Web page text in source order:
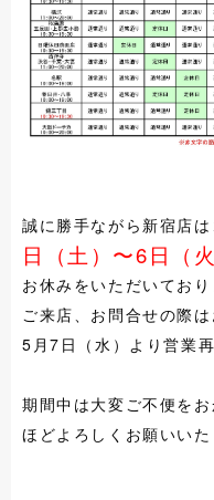
誠に勝手ながら新宿店
日（土）〜6日（
お休みをいただいており
ご来店、お問合せの際
5月7日（水）より営業再
期間中は大変ご不便を
ほどよろしくお願いいた